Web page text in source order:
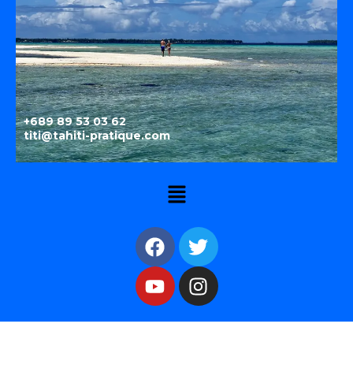
+689 89 53 03 62
titi@tahiti-pratique.com